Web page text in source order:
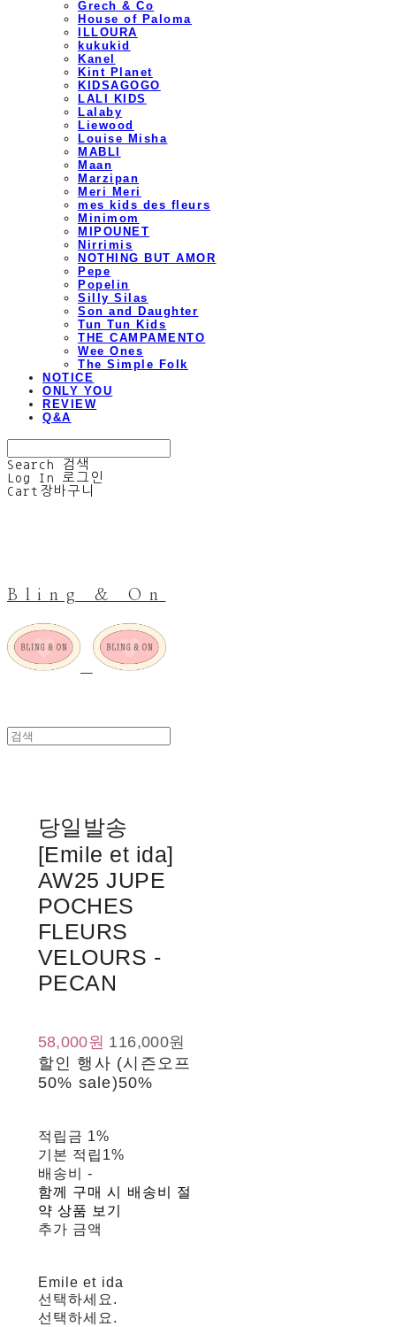
Grech & Co
House of Paloma
ILLOURA
kukukid
Kanel
Kint Planet
KIDSAGOGO
LALI KIDS
Lalaby
Liewood
Louise Misha
MABLI
Maan
Marzipan
Meri Meri
mes kids des fleurs
Minimom
MIPOUNET
Nirrimis
NOTHING BUT AMOR
Pepe
Popelin
Silly Silas
Son and Daughter
Tun Tun Kids
THE CAMPAMENTO
Wee Ones
The Simple Folk
NOTICE
ONLY YOU
REVIEW
Q&A
Search
검색
Log In
로그인
Cart 장바구니
Bling & On
당일발송
[Emile et ida]
AW25 JUPE
POCHES
FLEURS
VELOURS -
PECAN
58,000원 116,000원
할인 행사 (시즌오프
50% sale)50%
적립금 1%
기본 적립 1%
배송비-
함께 구매 시 배송비 절
약 상품 보기
추가 금액
Emile et ida
선택하세요.
선택하세요.